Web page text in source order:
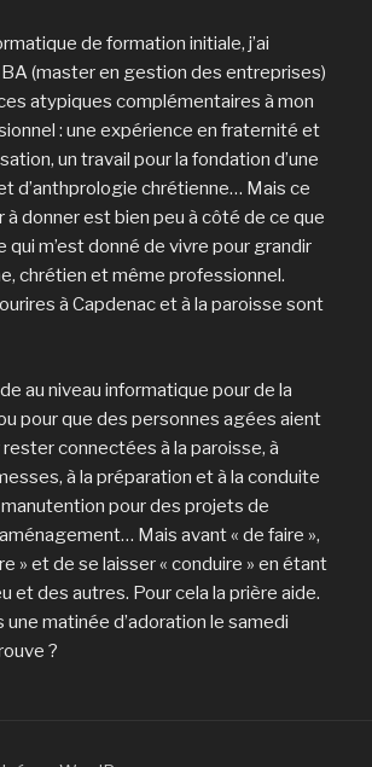
de formation initiale, j’ai
(master en gestion des entreprises)
atypiques complémentaires à mon
: une expérience en fraternité et
un travail pour la fondation d’une
d’anthprologie chrétienne… Mais ce
à donner est bien peu à côté de ce que
qui m’est donné de vivre pour grandir
chrétien et même professionnel.
à Capdenac et à la paroisse sont
au niveau informatique pour de la
pour que des personnes agées aient
rester connectées à la paroisse, à
à la préparation et à la conduite
manutention pour des projets de
Mais avant « de faire »,
» et de se laisser « conduire » en étant
et des autres. Pour cela la prière aide.
matinée d’adoration le samedi
?